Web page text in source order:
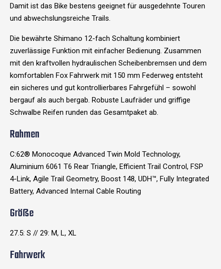
Damit ist das Bike bestens geeignet für ausgedehnte Touren
und abwechslungsreiche Trails.
Die bewährte Shimano 12-fach Schaltung kombiniert
zuverlässige Funktion mit einfacher Bedienung. Zusammen
mit den kraftvollen hydraulischen Scheibenbremsen und dem
komfortablen Fox Fahrwerk mit 150 mm Federweg entsteht
ein sicheres und gut kontrollierbares Fahrgefühl – sowohl
bergauf als auch bergab. Robuste Laufräder und griffige
Schwalbe Reifen runden das Gesamtpaket ab.
Rahmen
C:62® Monocoque Advanced Twin Mold Technology,
Aluminium 6061 T6 Rear Triangle, Efficient Trail Control, FSP
4-Link, Agile Trail Geometry, Boost 148, UDH™, Fully Integrated
Battery, Advanced Internal Cable Routing
Größe
27.5: S // 29: M, L, XL
Fahrwerk